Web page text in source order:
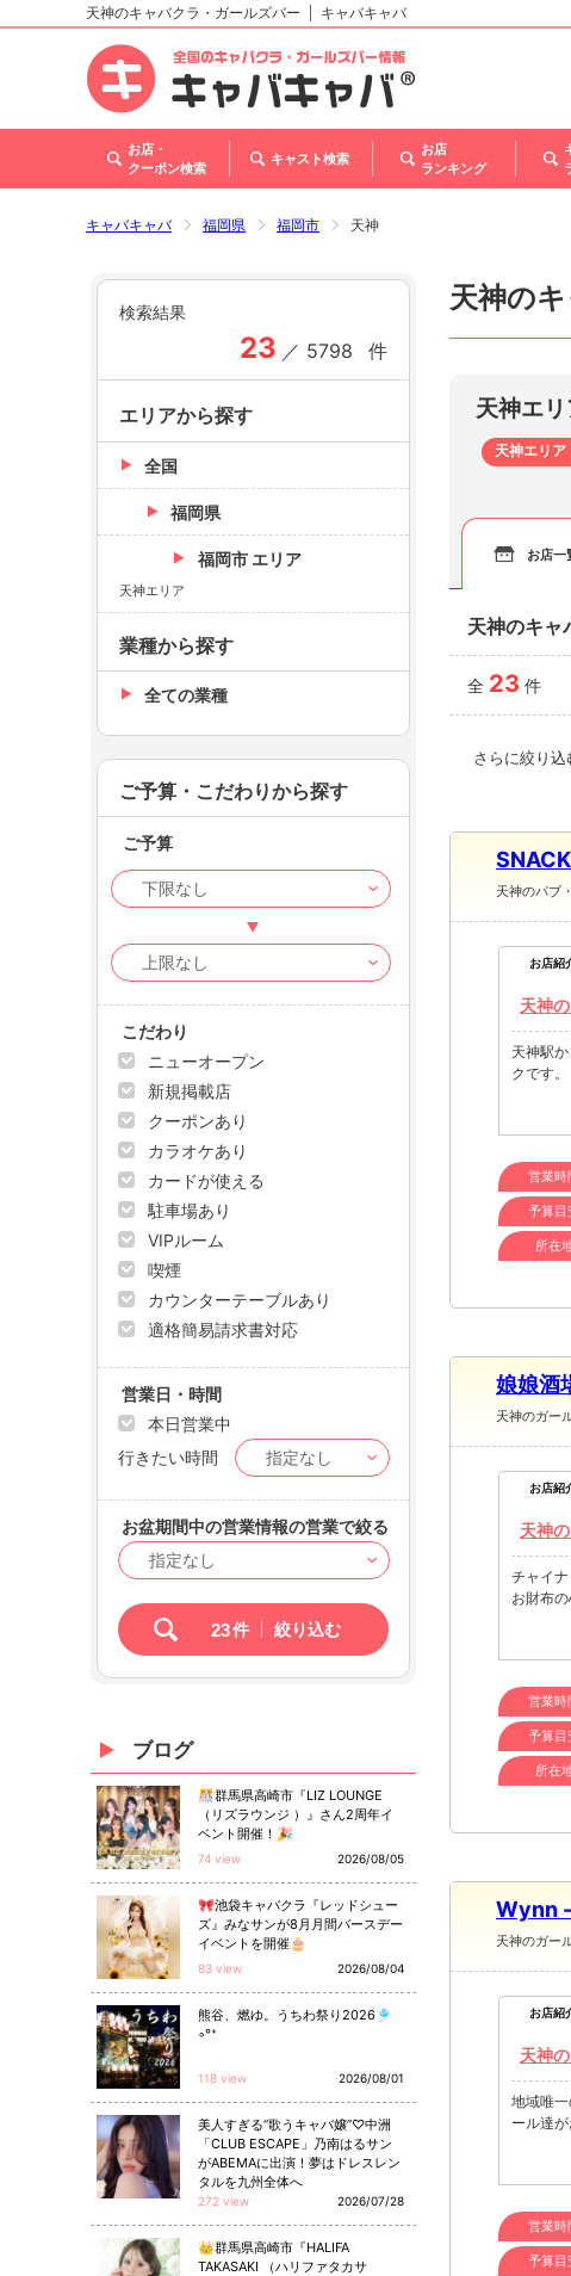
北海道
東北
甲信越・北陸
関西
天神のキャバクラ・ガールズバー キャバキャバ
お店・
クーポン検索
キャスト検索
お店
ランキング
キャバキャバ 福岡県 福岡市 天神
天神の
天神エ
天神エリア
お店一
天神のキャ
全 23 件
さらに絞り込
天神のパブ
お店紹
天神
天神駅
クです。
営業時
予算目
所在
娘娘酒
天神のガー
お店紹
天神
チャイ
お財布
営業時
予算目
所在
Wynn
天神のガー
お店紹
天神
地域唯
ール達
営業時
予算目
検索結果
23 ／ 5798 件
エリアから探す
全国
福岡県
福岡市 エリア
天神エリア
業種から探す
全ての業種
ご予算・こだわりから探す
ご予算
こだわり
ニューオープン
新規掲載店
クーポンあり
カラオケあり
カードが使える
駐車場あり
VIPルーム
喫煙
カウンターテーブルあり
適格簡易請求書対応
営業日・時間
本日営業中
行きたい時間
お盆期間中の営業情報の営業で絞る
23件 絞り込む
ブログ
🎊群馬県高崎市『LIZ LOUNGE
（リズラウンジ ）』さん2周年イ
ベント開催！🎉
74 view 2026/08/05
🎀池袋キャバクラ『レッドシュー
ズ』みなサンが8月月間バースデー
イベントを開催🎂
83 view 2026/08/04
熊谷、燃ゆ。うちわ祭り2026🎐
◦°⁺
118 view 2026/08/01
美人すぎる“歌うキャバ嬢”♡中洲
「CLUB ESCAPE」乃南はるサン
がABEMAに出演！夢はドレスレン
タルを九州全体へ
272 view 2026/07/28
👑群馬県高崎市『HALIFA
TAKASAKI （ハリファタカサ